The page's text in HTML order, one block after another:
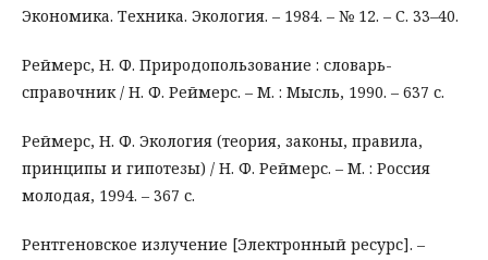
Экономика. Техника. Экология. – 1984. – № 12. – С. 33–40.
Реймерс, Н. Ф. Природопользование : словарь-
справочник / Н. Ф. Реймерс. – М. : Мысль, 1990. – 637 с.
Реймерс, Н. Ф. Экология (теория, законы, правила,
принципы и гипотезы) / Н. Ф. Реймерс. – М. : Россия
молодая, 1994. – 367 с.
Рентгеновское излучение [Электронный ресурс]. –